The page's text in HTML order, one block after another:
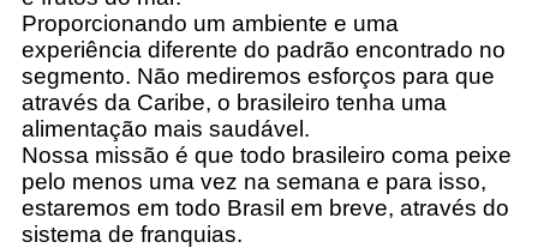
Proporcionando um ambiente e uma
experiência diferente do padrão encontrado no
segmento. Não mediremos esforços para que
através da Caribe, o brasileiro tenha uma
alimentação mais saudável.
Nossa missão é que todo brasileiro coma peixe
pelo menos uma vez na semana e para isso,
estaremos em todo Brasil em breve, através do
sistema de franquias.